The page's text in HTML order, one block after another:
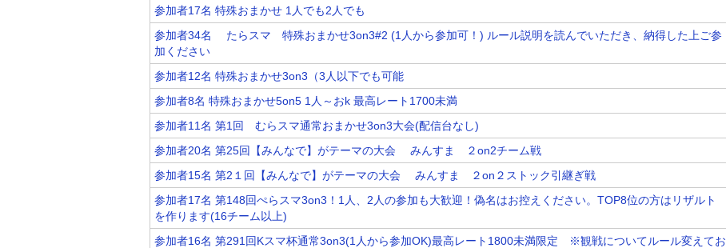
参加者17名 特殊おまかせ 1人でも2人でも
参加者34名 たらスマ 特殊おまかせ3on3#2 (1人から参加可！) ルール説明を読んでいただき、納得した上ご参
加ください
参加者12名 特殊おまかせ3on3（3人以下でも可能
参加者8名 特殊おまかせ5on5 1人～おk 最高レート1700未満
参加者11名 第1回 むらスマ通常おまかせ3on3大会(配信台なし)
参加者20名 第25回【みんなで】がテーマの大会 みんすま ２on2チーム戦
参加者15名 第2１回【みんなで】がテーマの大会 みんすま ２on２ストック引継ぎ戦
参加者17名 第148回ぺらスマ3on3！1人、2人の参加も大歓迎！偽名はお控えください。TOP8位の方はリザルト
を作ります(16チーム以上)
参加者16名 第291回Kスマ杯通常3on3(1人から参加OK)最高レート1800未満限定 ※観戦についてルール変えてお